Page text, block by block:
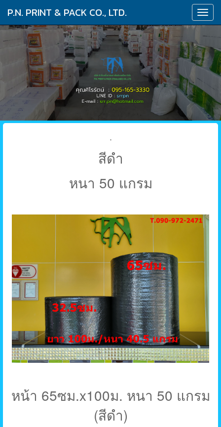
T
o
g
g
l
n
a
v
i
P.N. PRINT & PACK CO., LTD.
.
สีดำ
หนา 50 แกรม
หน้า 65ซม.x100ม. หนา 50 แกรม
(สีดำ)